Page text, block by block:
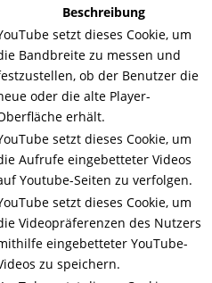
Beschreibung
setzt dieses Cookie, um
Bandbreite zu messen und
ob der Benutzer die
oder die alte Player-
erhält.
setzt dieses Cookie, um
Aufrufe eingebetteter Videos
Youtube-Seiten zu verfolgen.
setzt dieses Cookie, um
Videopräferenzen des Nutzers
eingebetteter YouTube-
zu speichern.